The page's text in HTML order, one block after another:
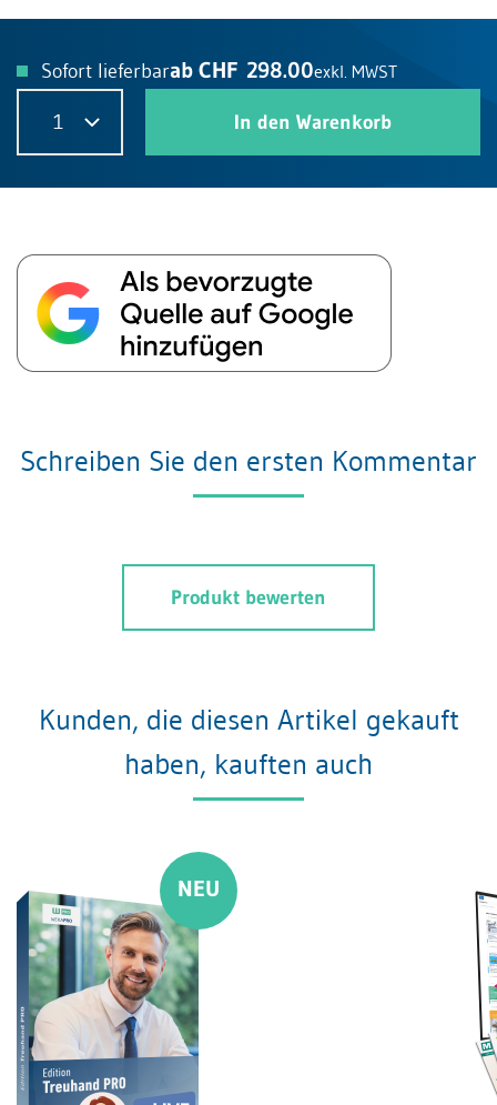
Sofort lieferbarab CHF 298.00exkl. MWST
1 In den Warenkorb
Schreiben Sie den ersten Kommentar
Produkt bewerten
Kunden, die diesen Artikel gekauft
haben, kauften auch